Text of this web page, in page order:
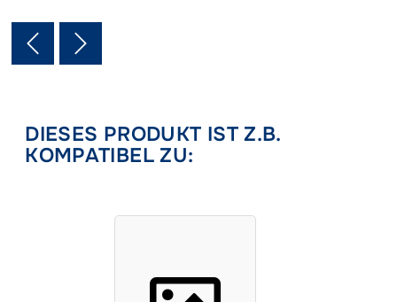
DIESES PRODUKT IST Z.B.
KOMPATIBEL ZU: